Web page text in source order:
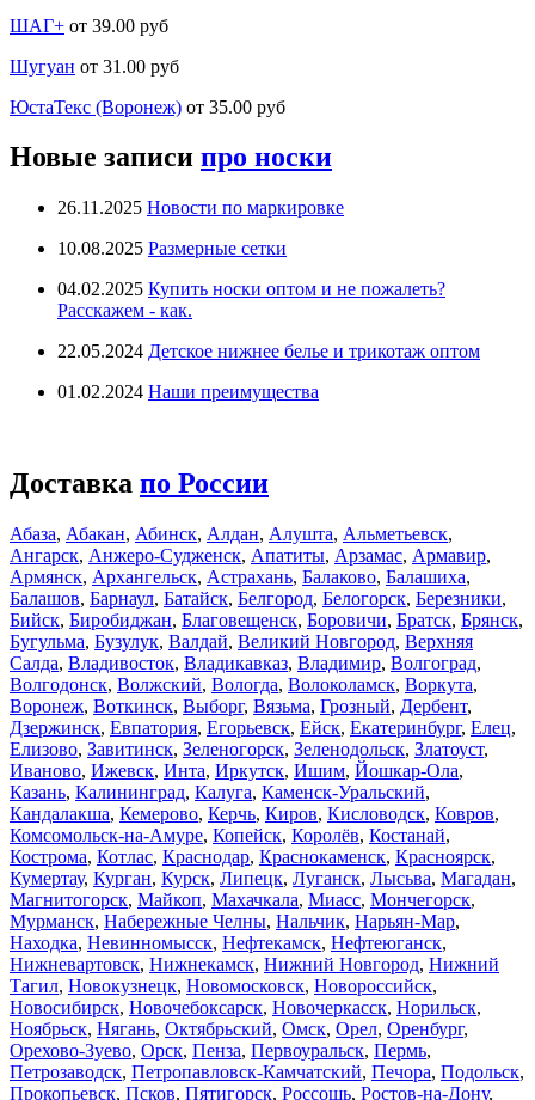
ШАГ+ от 39.00 руб
Шугуан от 31.00 руб
ЮстаТекс (Воронеж) от 35.00 руб
Новые записи про носки
26.11.2025 Новости по маркировке
10.08.2025 Размерные сетки
04.02.2025 Купить носки оптом и не пожалеть?
Расскажем - как.
22.05.2024 Детское нижнее белье и трикотаж оптом
01.02.2024 Наши преимущества
Доставка по России
Абаза, Абакан, Абинск, Алдан, Алушта, Альметьевск,
Ангарск, Анжеро-Судженск, Апатиты, Арзамас, Армавир,
Армянск, Архангельск, Астрахань, Балаково, Балашиха,
Балашов, Барнаул, Батайск, Белгород, Белогорск, Березники,
Бийск, Биробиджан, Благовещенск, Боровичи, Братск, Брянск,
Бугульма, Бузулук, Валдай, Великий Новгород, Верхняя
Салда, Владивосток, Владикавказ, Владимир, Волгоград,
Волгодонск, Волжский, Вологда, Волоколамск, Воркута,
Воронеж, Воткинск, Выборг, Вязьма, Грозный, Дербент,
Дзержинск, Евпатория, Егорьевск, Ейск, Екатеринбург, Елец,
Елизово, Завитинск, Зеленогорск, Зеленодольск, Златоуст,
Иваново, Ижевск, Инта, Иркутск, Ишим, Йошкар-Ола,
Казань, Калининград, Калуга, Каменск-Уральский,
Кандалакша, Кемерово, Керчь, Киров, Кисловодск, Ковров,
Комсомольск-на-Амуре, Копейск, Королёв, Костанай,
Кострома, Котлас, Краснодар, Краснокаменск, Красноярск,
Кумертау, Курган, Курск, Липецк, Луганск, Лысьва, Магадан,
Магнитогорск, Майкоп, Махачкала, Миасс, Мончегорск,
Мурманск, Набережные Челны, Нальчик, Нарьян-Мар,
Находка, Невинномысск, Нефтекамск, Нефтеюганск,
Нижневартовск, Нижнекамск, Нижний Новгород, Нижний
Тагил, Новокузнецк, Новомосковск, Новороссийск,
Новосибирск, Новочебоксарск, Новочеркасск, Норильск,
Ноябрьск, Нягань, Октябрьский, Омск, Орел, Оренбург,
Орехово-Зуево, Орск, Пенза, Первоуральск, Пермь,
Петрозаводск, Петропавловск-Камчатский, Печора, Подольск,
Прокопьевск, Псков, Пятигорск, Россошь, Ростов-на-Дону,